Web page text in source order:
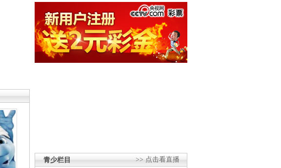
>> 点击看直播
青少栏目